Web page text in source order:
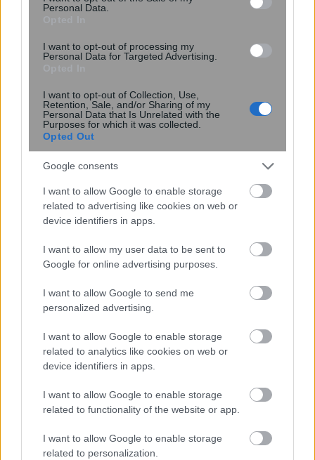
Personal Data.
I want to opt-out of processing my
Personal Data for Targeted Advertising.
I want to opt-out of Collection, Use,
Retention, Sale, and/or Sharing of my
Personal Data that Is Unrelated with the
Purposes for which it was collected.
Opted Out
Google consents
I want to allow Google to enable storage
related to advertising like cookies on web or
device identifiers in apps.
I want to allow my user data to be sent to
Google for online advertising purposes.
I want to allow Google to send me
personalized advertising.
I want to allow Google to enable storage
related to analytics like cookies on web or
device identifiers in apps.
I want to allow Google to enable storage
related to functionality of the website or app.
I want to allow Google to enable storage
related to personalization.
5 νόστιμα φρούτα με πρωτεΐνη που
καθημερινά
Νέα ανάλυση δεδομένων
αποκαλύπτει ότι ο Άρης είχε
περισσότερο νερό από όσο πιστεύαμε